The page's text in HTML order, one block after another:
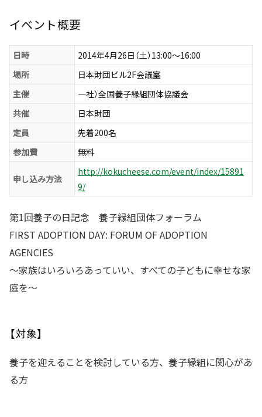
イベント概要
日時
2014年4月26日（土）13:00〜16:00
場所
日本財団ビル2F会議室
主催
一社）全国養子縁組団体協議会
共催
日本財団
定員
先着200名
参加費
無料
申し込み方法
http://kokucheese.com/event/index/15891
9/
第1回養子の日記念 養子縁組団体フォーラム
FIRST ADOPTION DAY: FORUM OF ADOPTION
AGENCIES
〜家族はいろいろあっていい、すべての子どもに幸せな家
庭を〜
【対象】
養子を迎えることを検討している方、養子縁組に関心があ
る方